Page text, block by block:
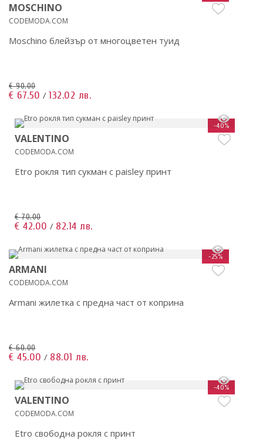
MOSCHINO
CODEMODA.COM
Moschino блейзър от многоцветен туид
€ 90.00
€ 67.50 / 132.02 лв.
-40%
VALENTINO
CODEMODA.COM
Etro рокля тип сукман с paisley принт
€ 70.00
€ 42.00 / 82.14 лв.
-25%
ARMANI
CODEMODA.COM
Armani жилетка с предна част от коприна
€ 60.00
€ 45.00 / 88.01 лв.
-40%
VALENTINO
CODEMODA.COM
Etro свободна рокля с принт